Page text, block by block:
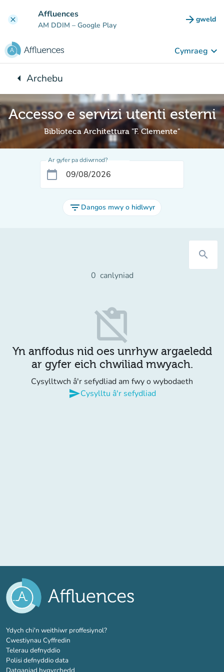
clear Affluences
AM DDIM – Google Play arrow_forward gweld
(tab
Cymraeg keyboard_arrow_down
arrow_leftYn ôl i:
Archebu
Accesso e servizi utenti esterni
Biblioteca Architettura "F. Clemente"
Ar gyfer pa ddiwrnod?
calendar_today
filter_list Dangos mwy o hidlwyr
search
0 canlyniad
content_paste_off
Yn anffodus nid oes unrhyw argaeledd
ar gyfer eich chwiliad mwyach.
Cysylltwch â'r sefydliad am fwy o wybodaeth
sendCysylltu â'r sefydliad
Ydych chi'n weithiwr proffesiynol?(tab newydd)
Cwestiynau Cyffredin
Telerau defnyddio
Polisi defnyddio data